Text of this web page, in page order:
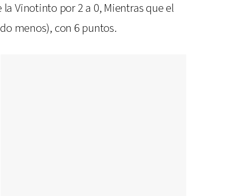
Vinotinto por 2 a 0, Mientras que el
menos), con 6 puntos.